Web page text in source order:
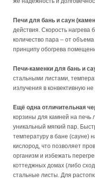
Печи для бань и саун
действия. Скорость нагрева
количество пара – от
принципу обогрева
Печи-каменки для бань и
стальными листами,
излучения в конвективную
Ещё одна отличительная
корзины для камней на печь
уникальный мягкий пар.
температуру в бане (сауне)
кислород, что позволяет
организм и избежать
коттеджных домах (либо
стальные листы. Для